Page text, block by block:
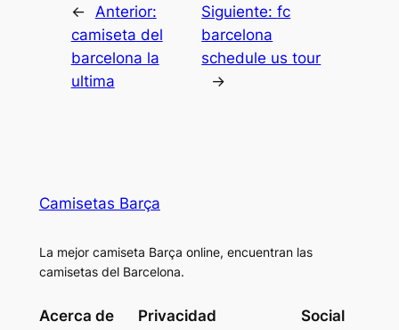
←
Anterior:
camiseta del
barcelona la
ultima
Siguiente:fc
barcelona
schedule us tour
→
Camisetas Barça
La mejor camiseta Barça online, encuentran las
camisetas del Barcelona.
Acerca de Privacidad Social